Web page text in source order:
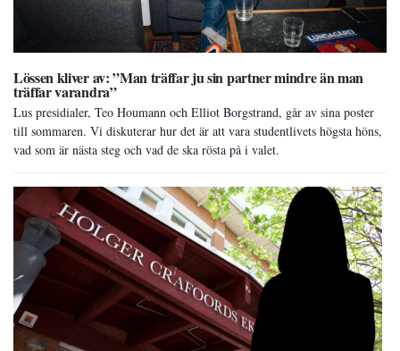
Lössen kliver av: ”Man träffar ju sin partner mindre än man
träffar varandra”
Lus presidialer, Teo Houmann och Elliot Borgstrand, går av sina poster
till sommaren. Vi diskuterar hur det är att vara studentlivets högsta höns,
vad som är nästa steg och vad de ska rösta på i valet.